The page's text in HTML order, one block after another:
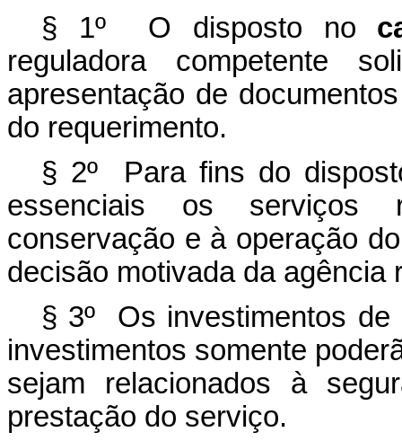
§ 1º O disposto no
reguladora competente
apresentação de
do requerimento.
§ 2º Para fins do
essenciais os serviços
conservação e à operação
decisão motivada da agência
§ 3º Os investimentos de
investimentos somente
sejam relacionados à
prestação do serviço.